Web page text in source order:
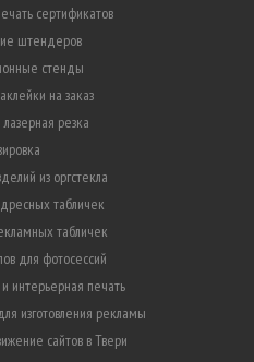
сертификатов
штендеров
стенды
на заказ
резка
из оргстекла
табличек
табличек
для фотосессий
интерьерная печать
изготовления рекламы
сайтов в Твери